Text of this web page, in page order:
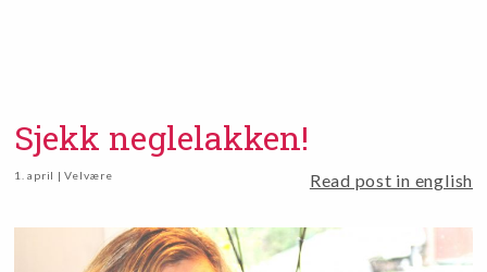
Sjekk neglelakken!
1. april | Velvære Read post in english